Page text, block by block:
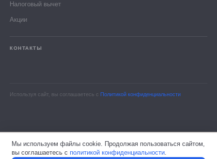
Налоговый вычет
Акции
КОНТАКТЫ
Используя сайт, вы соглашаетесь с Политикой конфиденциальности
Мы используем файлы cookie. Продолжая пользоваться сайтом,
вы соглашаетесь с политикой конфиденциальности.